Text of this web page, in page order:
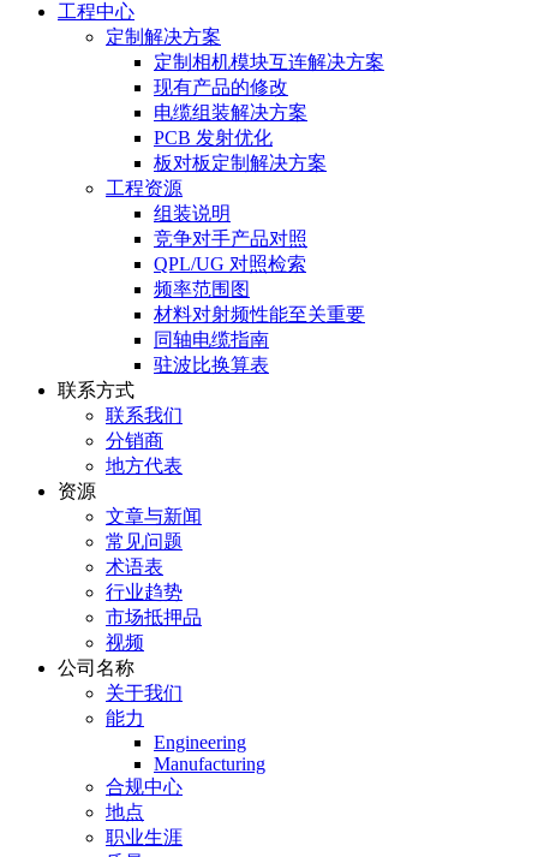
工程中心
定制解决方案
定制相机模块互连解决方案
现有产品的修改
电缆组装解决方案
PCB 发射优化
板对板定制解决方案
工程资源
组装说明
竞争对手产品对照
QPL/UG 对照检索
频率范围图
材料对射频性能至关重要
同轴电缆指南
驻波比换算表
联系方式
联系我们
分销商
地方代表
资源
文章与新闻
常见问题
术语表
行业趋势
市场抵押品
视频
公司名称
关于我们
能力
Engineering
Manufacturing
合规中心
地点
职业生涯